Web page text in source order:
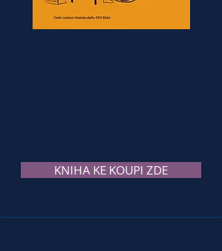
KNIHA KE KOUPI ZDE